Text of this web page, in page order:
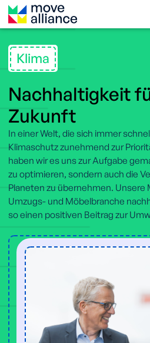
Klima
Nachhaltigkeit
Zukunft
In einer Welt, die sich immer
Klimaschutz zunehmend zur
haben wir es uns zur Aufgabe
zu optimieren, sondern auch die
Planeten zu übernehmen. Unsere
Umzugs- und Möbelbranche
so einen positiven Beitrag zur